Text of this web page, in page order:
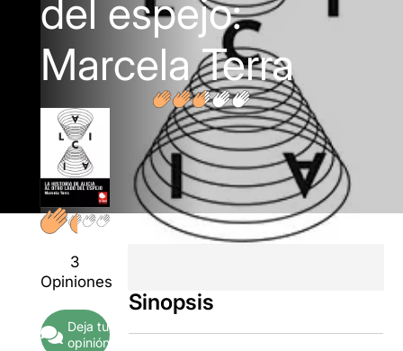
del espejo:
Marcela Terra
3
Opiniones
Deja tu
opinión
Sinopsis